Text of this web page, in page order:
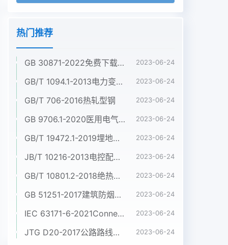
热门推荐
GB 30871-2022免费下载危险化学品企业特殊作业安全规范 2023-06-24
GB/T 1094.1-2013电力变压器 第1部分:总则 2023-06-24
GB/T 706-2016热轧型钢 2023-06-24
GB 9706.1-2020医用电气设备 第1部分:基本安全和基本性能的通用要求 2023-06-24
GB/T 19472.1-2019埋地用聚乙烯(PE)结构壁管道系统 第1部分:聚乙烯双壁波纹管材 2023-06-24
JB/T 10216-2013电控配电用电缆桥架 2023-06-24
GB/T 10801.2-2018绝热用挤塑聚苯乙烯泡沫塑料(XPS) 2023-06-24
GB 51251-2017建筑防烟排烟系统技术标准 2023-06-24
IEC 63171-6-2021Connectors for electrical and electronic equipment - Part 6: Detail specification for 2-way and 4-way (data/power), shielded, free and fixed connectors for power and data transmission with frequencies up to 600 MHz 2023-06-24
JTG D20-2017公路路线设计规范 2023-06-24